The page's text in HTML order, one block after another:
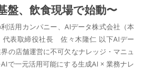
盤、飲食現場で始動〜
活用カンパニー、AIデータ株式会社（本
代表取締役社長 佐々木隆仁 以下AIデー
の店舗運営に不可欠なナレッジ・マニュ
で一元活用可能にする生成AI × 業務ナレ